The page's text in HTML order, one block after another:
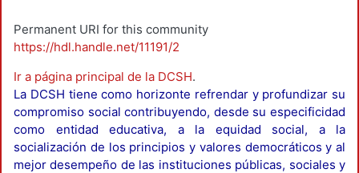
Permanent URI for this community
https://hdl.handle.net/11191/2
Ir a página principal de la DCSH.
La DCSH tiene como horizonte refrendar y profundizar su
compromiso social contribuyendo, desde su especificidad
como entidad educativa, a la equidad social, a la
socialización de los principios y valores democráticos y al
mejor desempeño de las instituciones públicas, sociales y